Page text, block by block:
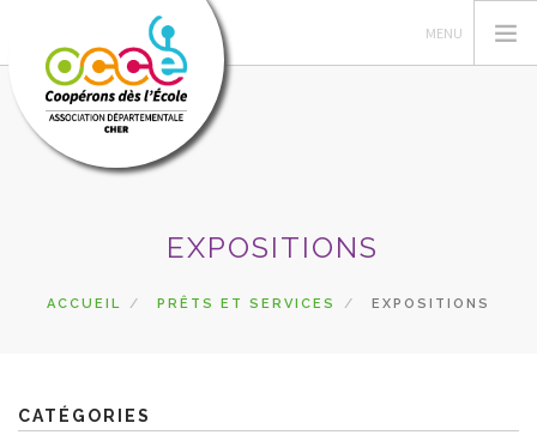
ACTIONS PÉDAGOGIQUES
PRETS
EXPOSITIONS
ACCUEIL PRÊTS ET SERVICES EXPOSITIONS
CATÉGORIES